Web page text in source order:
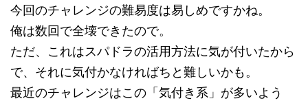
今回のチャレンジの難易度は易しめですかね。
俺は数回で全壊できたので。
ただ、これはスパドラの活用方法に気が付いたから
で、それに気付かなければちと難しいかも。
最近のチャレンジはこの「気付き系」が多いよう